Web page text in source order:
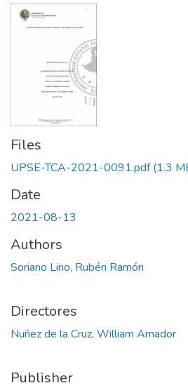
Files
UPSE-TCA-2021-0091.pdf(1.3
Date
2021-08-13
Authors
Soriano Lino, Rubén Ramón
Directores
Nuñez de la Cruz, William Amador
Publisher